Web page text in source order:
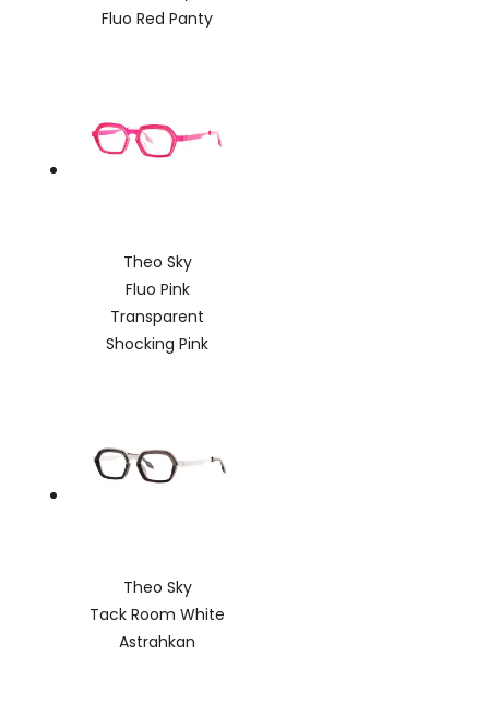
Fluo Red Panty
Theo Sky
Fluo Pink
Transparent
Shocking Pink
Theo Sky
Tack Room White
Astrahkan